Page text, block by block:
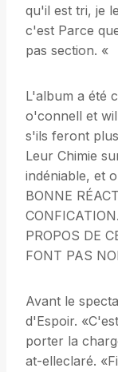
qu'il est tri, je
c'est Parce
pas section. «
L'album a été
o'connell et
s'ils feront
Leur Chimie
indéniable, et
BONNE
PROPOS DE
FONT PAS
Avant le
d'Espoir.
porter la
at-elleclaré.